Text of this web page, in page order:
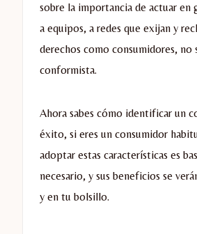
sobre la importancia de actuar en
a equipos, a redes que exijan y
derechos como consumidores, no
conformista.
Ahora sabes cómo identificar un
éxito, si eres un consumidor
adoptar estas características es
necesario, y sus beneficios se
y en tu bolsillo.